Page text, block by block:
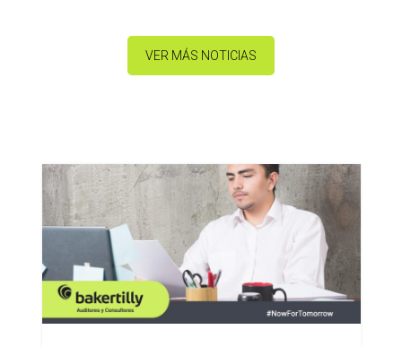
VER MÁS NOTICIAS